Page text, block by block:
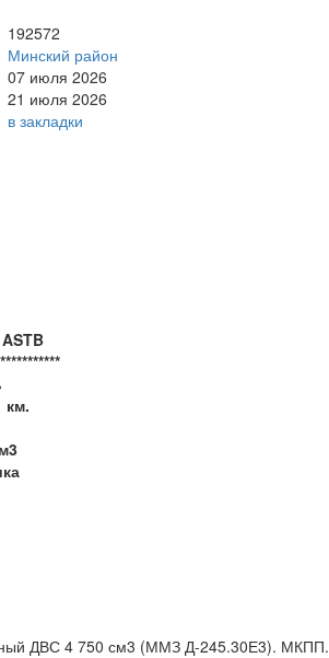
192572
Минский район
07 июля 2026
21 июля 2026
в закладки
км.
ДВС 4 750 см3 (ММЗ Д-245.30Е3). МКПП.